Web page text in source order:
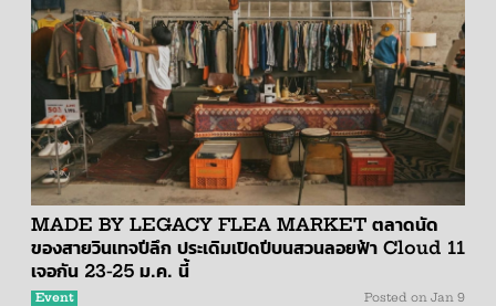
MADE BY LEGACY FLEA MARKET ตลาดนัด
ของสายวินเทจปีลึก ประเดิมเปิดปีบนสวนลอยฟ้า Cloud 11
เจอกัน 23-25 ม.ค. นี้
Event Posted on Jan 9